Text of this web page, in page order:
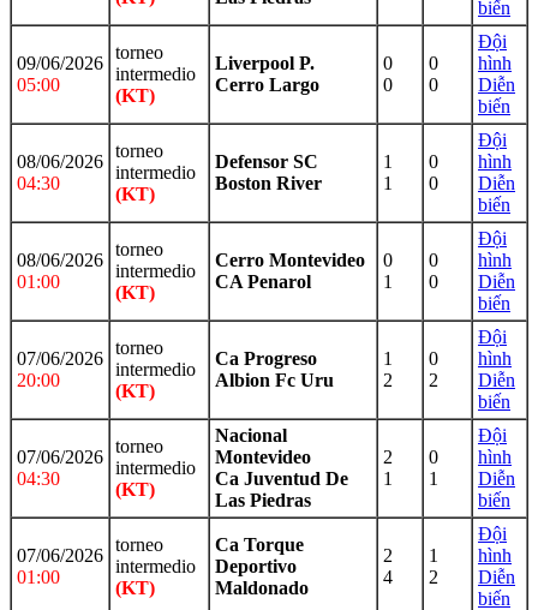
biến
09/06/2026
05:00
torneo
intermedio
(KT)
Liverpool P.
Cerro Largo
0
0
0
0
Đội
hình
Diễn
biến
08/06/2026
04:30
torneo
intermedio
(KT)
Defensor SC
Boston River
1
1
0
0
Đội
hình
Diễn
biến
08/06/2026
01:00
torneo
intermedio
(KT)
Cerro Montevideo
CA Penarol
0
1
0
0
Đội
hình
Diễn
biến
07/06/2026
20:00
torneo
intermedio
(KT)
Ca Progreso
Albion Fc Uru
1
2
0
2
Đội
hình
Diễn
biến
07/06/2026
04:30
torneo
intermedio
(KT)
Nacional
Montevideo
Ca Juventud De
Las Piedras
2
1
0
1
Đội
hình
Diễn
biến
07/06/2026
01:00
torneo
intermedio
(KT)
Ca Torque
Deportivo
Maldonado
2
4
1
2
Đội
hình
Diễn
biến